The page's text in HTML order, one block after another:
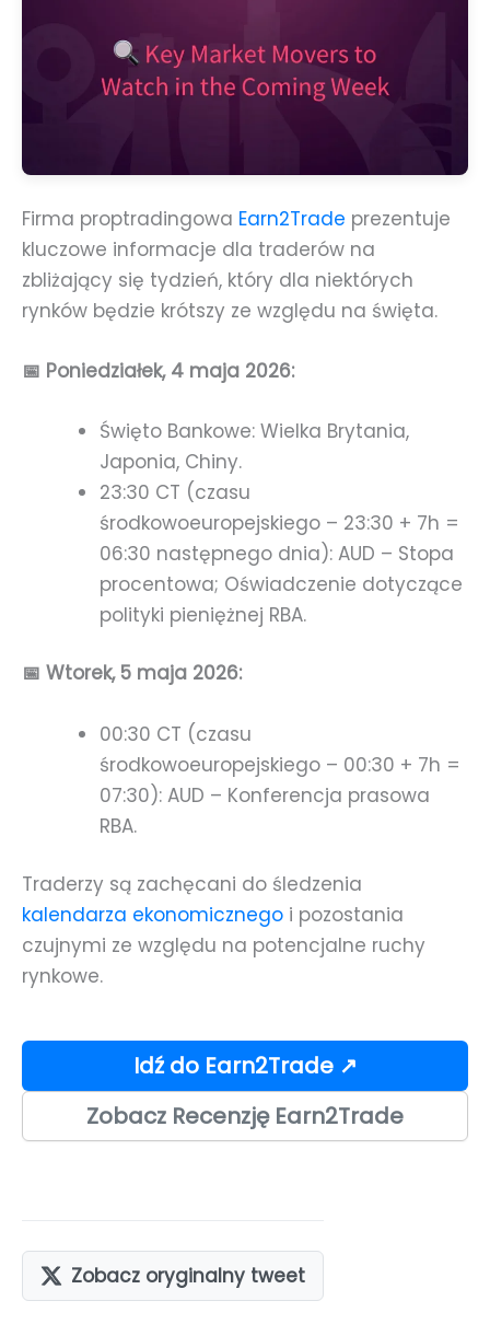
Firma proptradingowa Earn2Trade prezentuje
kluczowe informacje dla traderów na
zbliżający się tydzień, który dla niektórych
rynków będzie krótszy ze względu na święta.
📅 Poniedziałek, 4 maja 2026:
Święto Bankowe: Wielka Brytania,
Japonia, Chiny.
23:30 CT (czasu
środkowoeuropejskiego – 23:30 + 7h =
06:30 następnego dnia): AUD – Stopa
procentowa; Oświadczenie dotyczące
polityki pieniężnej RBA.
📅 Wtorek, 5 maja 2026:
00:30 CT (czasu
środkowoeuropejskiego – 00:30 + 7h =
07:30): AUD – Konferencja prasowa
RBA.
Traderzy są zachęcani do śledzenia
kalendarza ekonomicznego i pozostania
czujnymi ze względu na potencjalne ruchy
rynkowe.
Idź do Earn2Trade ↗
Zobacz Recenzję Earn2Trade
Zobacz oryginalny tweet